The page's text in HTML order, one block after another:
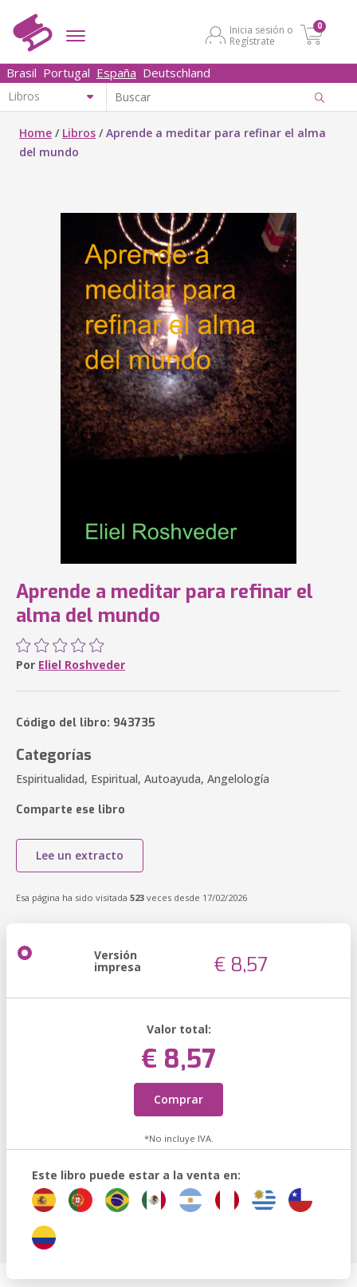
Inicia sesión o
Regístrate
0
Brasil Portugal España Deutschland
Home / Libros /Aprende a meditar para refinar el alma
del mundo
Aprende a meditar para refinar el
alma del mundo
Por Eliel Roshveder
Código del libro: 943735
Categorías
Espiritualidad, Espiritual, Autoayuda, Angelología
Comparte ese libro
Lee un extracto
Esa página ha sido visitada 523 veces desde 17/02/2026
Versión
impresa € 8,57
Valor total:
€ 8,57
Comprar
*No incluye IVA.
Este libro puede estar a la venta en: